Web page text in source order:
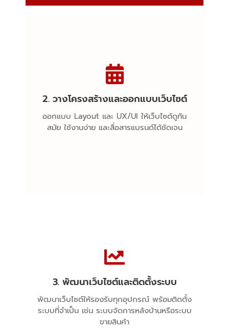
2. วางโครงสร้างและออกแบบเว็บไซต์
ออกแบบ Layout และ UX/UI ให้เว็บไซต์ดูทัน
สมัย ใช้งานง่าย และสื่อสารแบรนด์ได้ชัดเจน
Website Structure & Design
3. พัฒนาเว็บไซต์และติดตั้งระบบ
พัฒนาเว็บไซต์ให้รองรับทุกอุปกรณ์ พร้อมติดตั้ง
ระบบที่จำเป็น เช่น ระบบจัดการหลังบ้านหรือระบบ
ขายสินค้า
Website Development & System
Setup